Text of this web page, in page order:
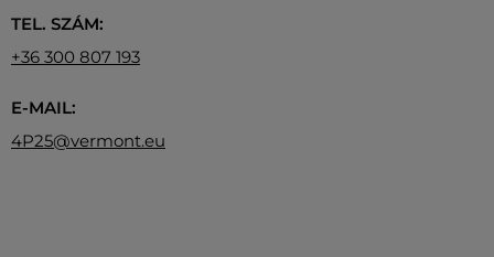
TEL. SZÁM:
+36 300 807 193
E-MAIL:
4P25@vermont.eu